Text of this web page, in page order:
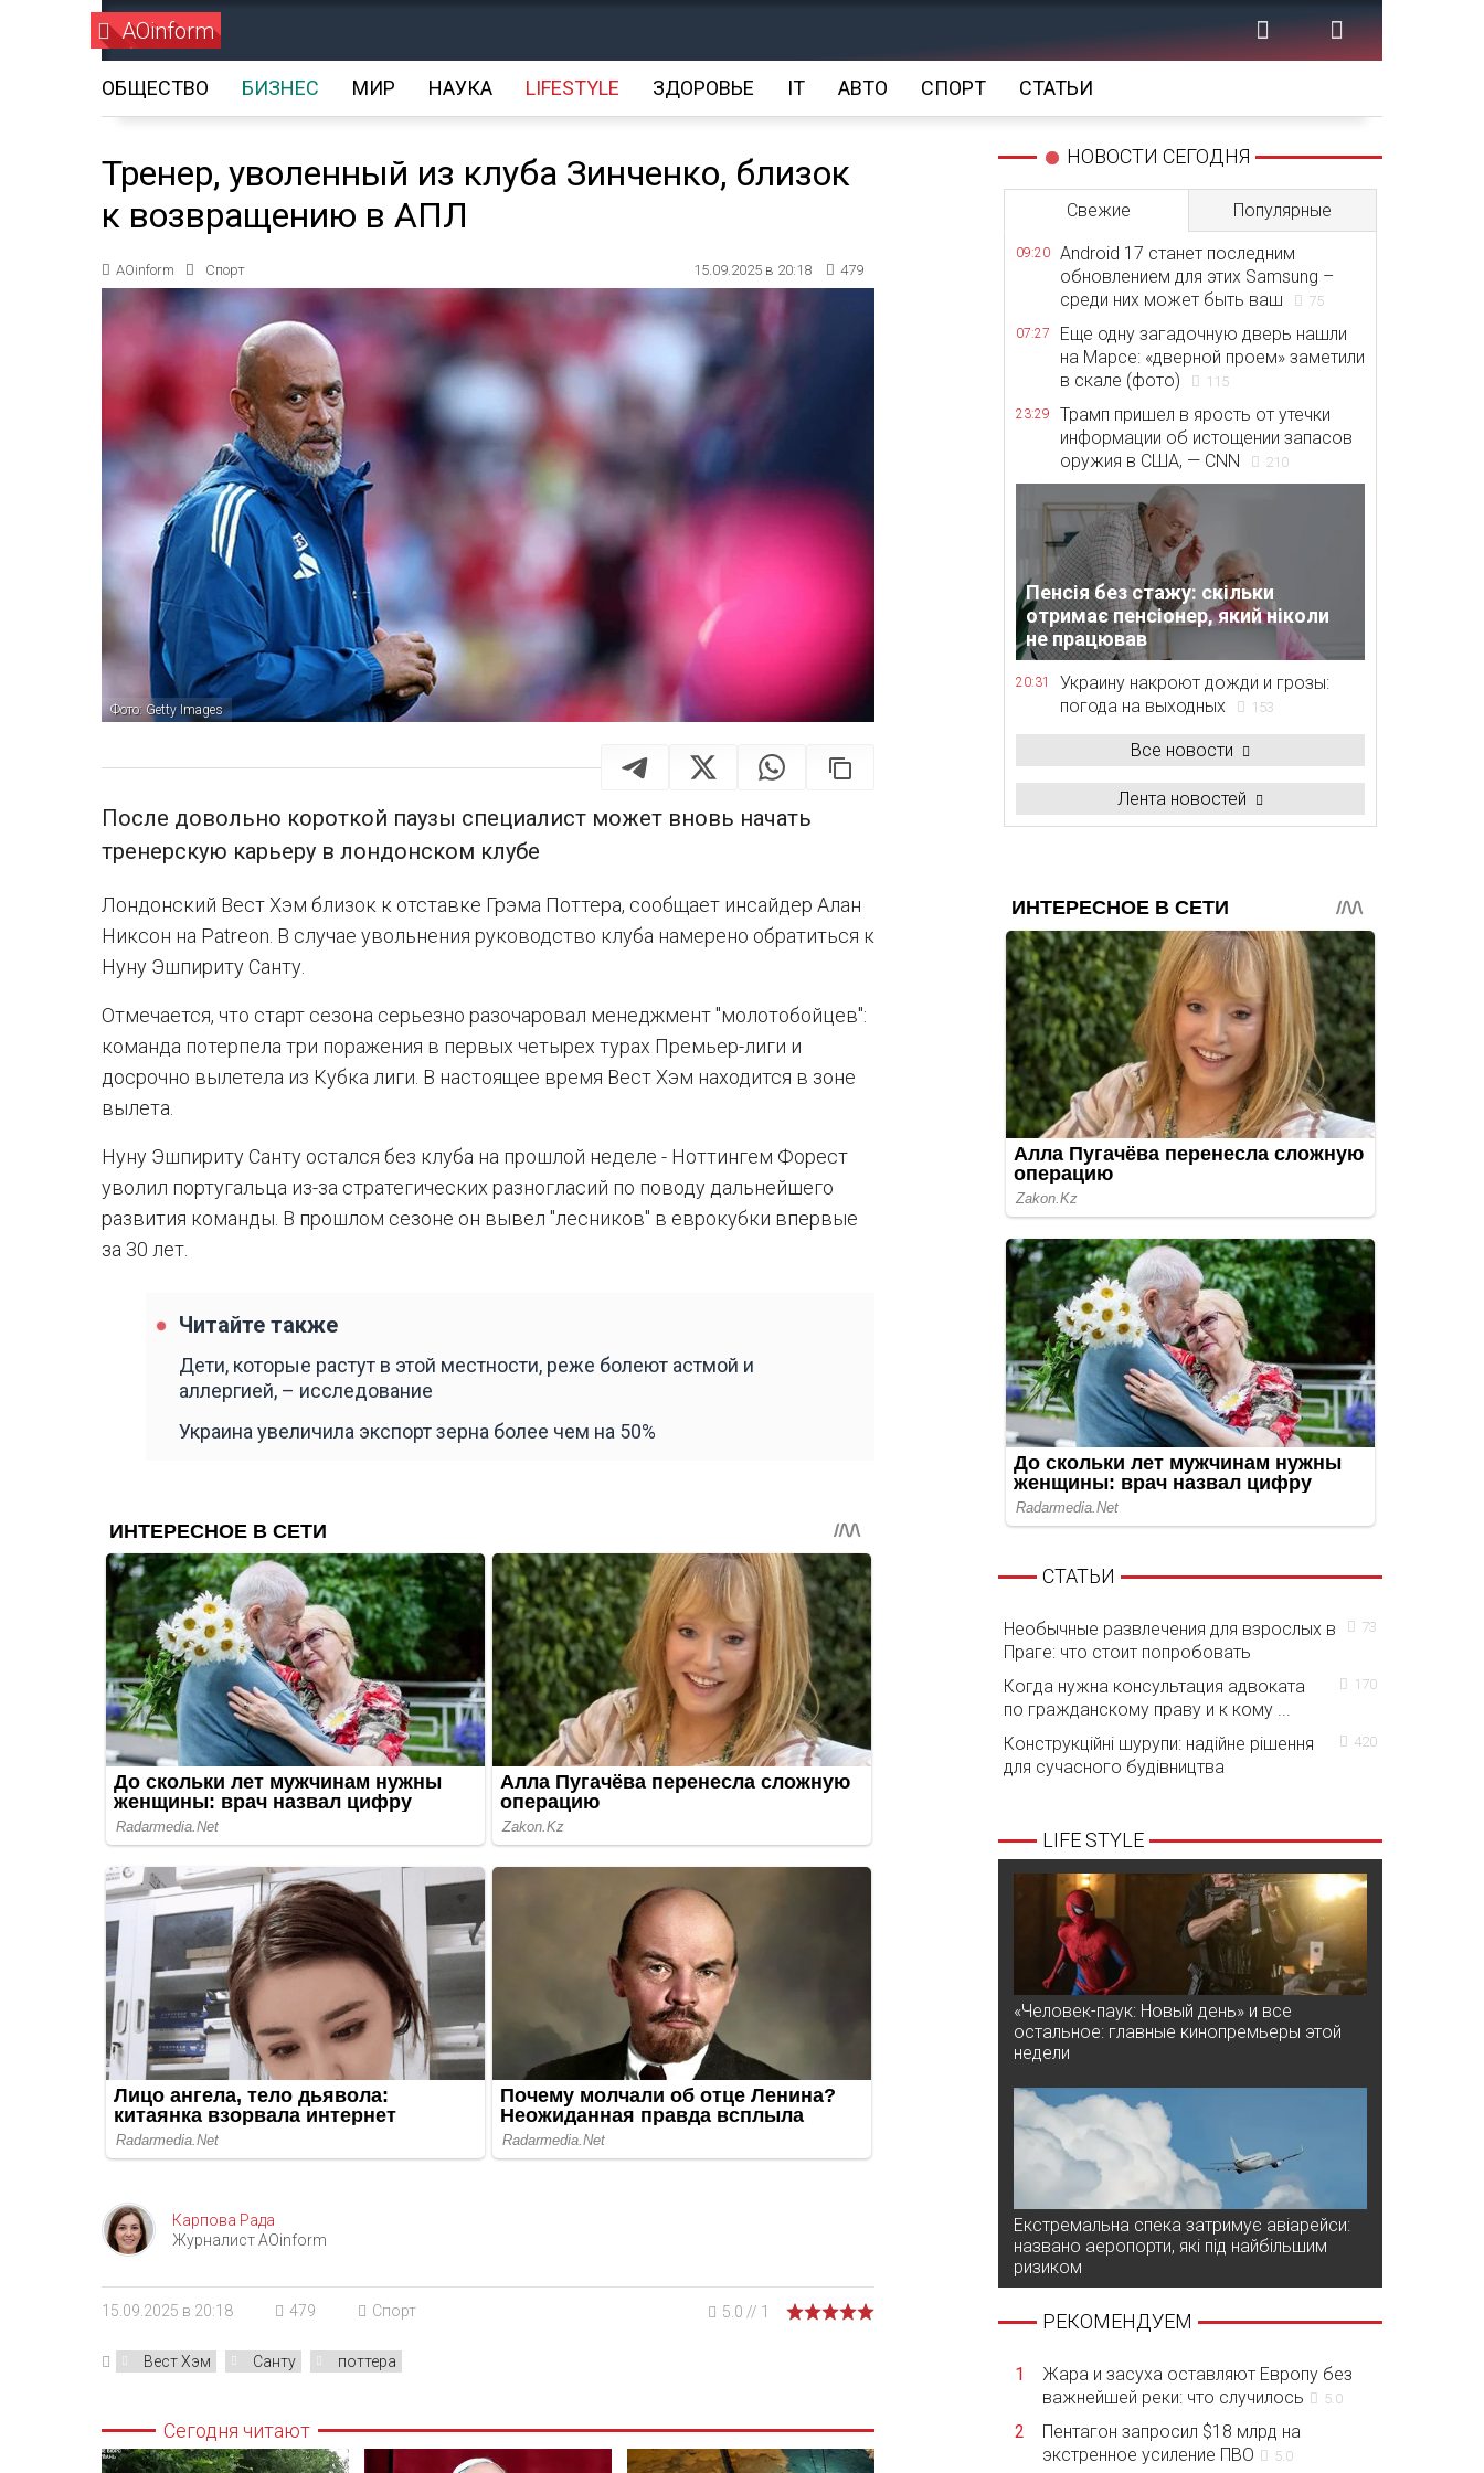
AOinform
ОБЩЕСТВО БИЗНЕС МИР НАУКА LIFESTYLE ЗДОРОВЬЕ IT АВТО СПОРТ СТАТЬИ
Тренер, уволенный из клуба Зинченко, близок
к возвращению в АПЛ
AOinform Спорт 15.09.2025 в 20:18 479
Фото: Getty Images
После довольно короткой паузы специалист может вновь начать
тренерскую карьеру в лондонском клубе
Лондонский Вест Хэм близок к отставке Грэма Поттера, сообщает инсайдер Алан
Никсон на Patreon. В случае увольнения руководство клуба намерено обратиться к
Нуну Эшпириту Санту.
Отмечается, что старт сезона серьезно разочаровал менеджмент "молотобойцев":
команда потерпела три поражения в первых четырех турах Премьер-лиги и
досрочно вылетела из Кубка лиги. В настоящее время Вест Хэм находится в зоне
вылета.
Нуну Эшпириту Санту остался без клуба на прошлой неделе - Ноттингем Форест
уволил португальца из-за стратегических разногласий по поводу дальнейшего
развития команды. В прошлом сезоне он вывел "лесников" в еврокубки впервые
за 30 лет.
Читайте также
Дети, которые растут в этой местности, реже болеют астмой и
аллергией, – исследование
Украина увеличила экспорт зерна более чем на 50%
Карпова Рада
Журналист AOinform
15.09.2025 в 20:18 479 Спорт 5.0 // 1
Вест Хэм Санту поттера
Сегодня читают
НОВОСТИ СЕГОДНЯ
Свежие Популярные
09:20
Android 17 станет последним
обновлением для этих Samsung –
среди них может быть ваш
75
07:27
Еще одну загадочную дверь нашли
на Марсе: «дверной проем» заметили
в скале (фото)
115
23:29
Трамп пришел в ярость от утечки
информации об истощении запасов
оружия в США, — CNN
210
Пенсія без стажу: скільки
отримає пенсіонер, який ніколи
не працював
20:31
Украину накроют дожди и грозы:
погода на выходных
153
Все новости
Лента новостей
СТАТЬИ
Необычные развлечения для взрослых в
Праге: что стоит попробовать
73
Когда нужна консультация адвоката
по гражданскому праву и к кому ...
170
Конструкційні шурупи: надійне рішення
для сучасного будівництва
420
LIFE STYLE
«Человек-паук: Новый день» и все
остальное: главные кинопремьеры этой
недели
Екстремальна спека затримує авіарейси:
названо аеропорти, які під найбільшим
ризиком
РЕКОМЕНДУЕМ
1
Жара и засуха оставляют Европу без
важнейшей реки: что случилось
5.0
2
Пентагон запросил $18 млрд на
экстренное усиление ПВО
5.0